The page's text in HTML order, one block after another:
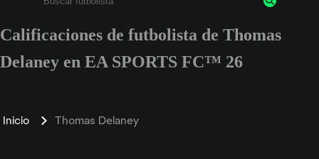
Ingresa un mínimo de 3 caracteres o números
Calificaciones de futbolista de Thomas
Delaney en EA SPORTS FC™ 26
Inicio Thomas Delaney